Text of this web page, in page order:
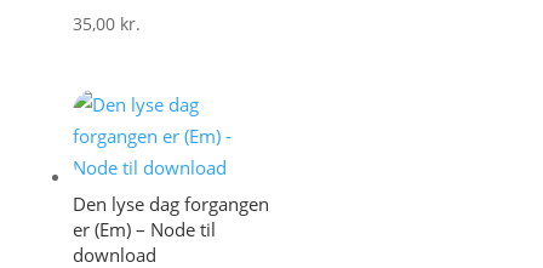
35,00 kr.
Den lyse dag forgangen
er (Em) – Node til
download